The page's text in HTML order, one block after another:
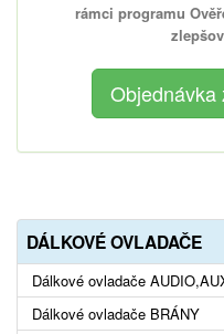
rámci programu
DÁLKOVÉ OVLADAČE
Dálkové ovladače
Dálkové ovladače BRÁNY